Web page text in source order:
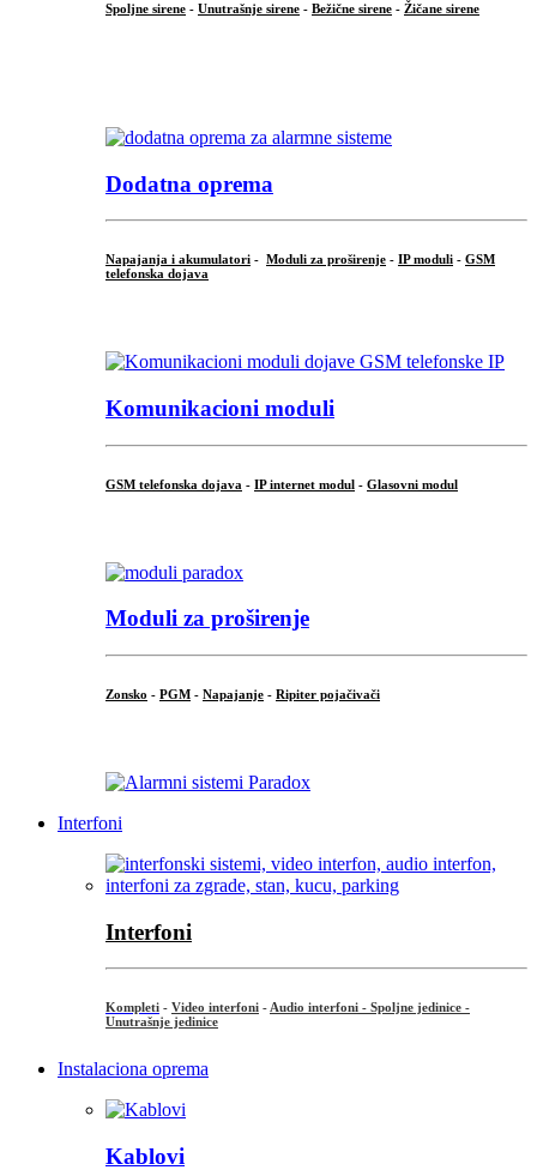
Spoljne sirene - Unutrašnje sirene - Bežične sirene - Žičane sirene
Dodatna oprema
Napajanja i akumulatori - Moduli za proširenje - IP moduli - GSM
telefonska dojava
Komunikacioni moduli
GSM telefonska dojava - IP internet modul - Glasovni modul
Moduli za proširenje
Zonsko - PGM - Napajanje - Ripiter pojačivači
Interfoni
Interfoni
Kompleti - Video interfoni - Audio interfoni - Spoljne jedinice -
Unutrašnje jedinice
Instalaciona oprema
Kablovi